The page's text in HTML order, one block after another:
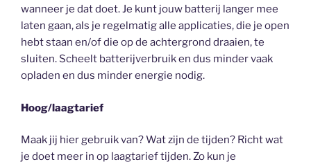
wanneer je dat doet. Je kunt jouw batterij langer mee
laten gaan, als je regelmatig alle applicaties, die je open
hebt staan en/of die op de achtergrond draaien, te
sluiten. Scheelt batterijverbruik en dus minder vaak
opladen en dus minder energie nodig.
Hoog/laagtarief
Maak jij hier gebruik van? Wat zijn de tijden? Richt wat
je doet meer in op laagtarief tijden. Zo kun je